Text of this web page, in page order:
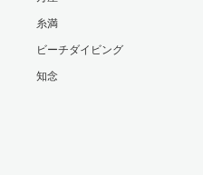
糸満
ビーチダイビング
知念